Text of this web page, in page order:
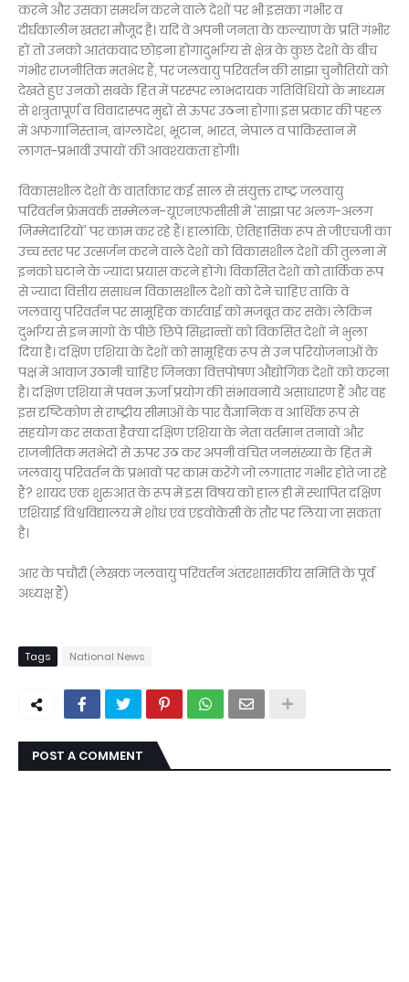
करने और उसका समर्थन करने वाले देशों पर भी इसका गंभीर व
दीर्घकालीन खतरा मौजूद है। यदि वे अपनी जनता के कल्याण के प्रति गंभीर
हों तो उनको आतंकवाद छोड़ना होगादुर्भाग्य से क्षेत्र के कुछ देशों के बीच
गंभीर राजनीतिक मतभेद हैं, पर जलवायु परिवर्तन की साझा चुनौतियों को
देखते हुए उनको सबके हित में परस्पर लाभदायक गतिविधियों के माध्यम
से शत्रुतापूर्ण व विवादास्पद मुद्दों से ऊपर उठना होगा। इस प्रकार की पहल
में अफगानिस्तान, बांग्लादेश, भूटान, भारत, नेपाल व पाकिस्तान में
लागत-प्रभावी उपायों की आवश्यकता होगी।
विकासशील देशों के वार्ताकार कई साल से संयुक्त राष्ट्र जलवायु
परिवर्तन फ्रेमवर्क सम्मेलन-यूएनएफसीसी में 'साझा पर अलग-अलग
जिम्मेदारियों' पर काम कर रहे हैं। हालांकि, ऐतिहासिक रूप से जीएचजी का
उच्च स्तर पर उत्सर्जन करने वाले देशों को विकासशील देशों की तुलना में
इनको घटाने के ज्यादा प्रयास करने होंगे। विकसित देशों को तार्किक रूप
से ज्यादा वित्तीय संसाधन विकासशील देशों को देने चाहिए ताकि वे
जलवायु परिवर्तन पर सामूहिक कार्रवाई को मजबूत कर सकें। लेकिन
दुर्भाग्य से इन मांगों के पीछे छिपे सिद्धान्तों को विकसित देशों ने भुला
दिया है। दक्षिण एशिया के देशों को सामूहिक रूप से उन परियोजनाओं के
पक्ष में आवाज उठानी चाहिए जिनका वित्तपोषण औद्योगिक देशों को करना
है। दक्षिण एशिया में पवन ऊर्जा प्रयोग की संभावनायें असाधारण हैं और वह
इस दृष्टिकोण से राष्ट्रीय सीमाओं के पार वैज्ञानिक व आर्थिक रूप से
सहयोग कर सकता हैक्या दक्षिण एशिया के नेता वर्तमान तनावों और
राजनीतिक मतभेदों से ऊपर उठ कर अपनी वंचित जनसंख्या के हित में
जलवायु परिवर्तन के प्रभावों पर काम करेंगे जो लगातार गंभीर होते जा रहे
हैं? शायद एक शुरुआत के रूप में इस विषय को हाल ही में स्थापित दक्षिण
एशियाई विश्वविद्यालय में शोध एवं एडवोकेसी के तौर पर लिया जा सकता
है।
आर के पचौरी (लेखक जलवायु परिवर्तन अंतरशासकीय समिति के पूर्व
अध्यक्ष हैं)
Tags National News
POST A COMMENT